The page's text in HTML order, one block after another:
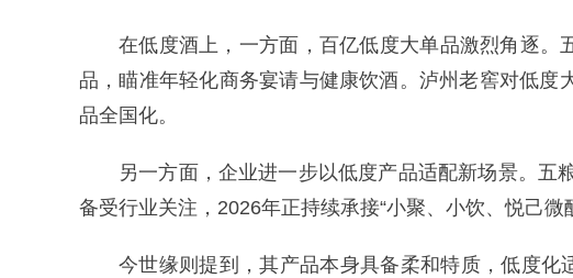
在低度酒上，一方面，百亿低度大单品激烈角逐
品，瞄准年轻化商务宴请与健康饮酒。泸州老窖对低
品全国化。
另一方面，企业进一步以低度产品适配新场景。五
备受行业关注，2026年正持续承接“小聚、小饮、悦己微
今世缘则提到，其产品本身具备柔和特质，低度